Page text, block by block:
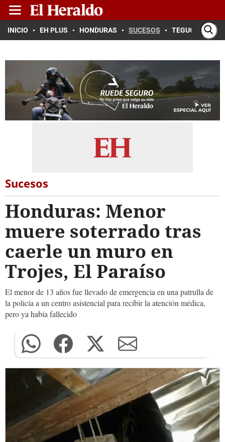
INICIO EH PLUS HONDURAS SUCESOS TEGUCIGALPA
Sucesos
Honduras: Menor
muere soterrado tras
caerle un muro en
Trojes, El Paraíso
El menor de 13 años fue llevado de emergencia en una patrulla de
la policía a un centro asistencial para recibir la atención médica,
pero ya había fallecido